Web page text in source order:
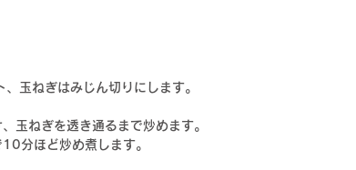
玉ねぎはみじん切りにします。
玉ねぎを透き通るまで炒めます。
分ほど炒め煮します。